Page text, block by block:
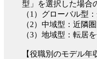
型」を選択した場合
（1）グローバル型
（2）中域型：近隣
（3）地域型：転居
【役職別のモデル年